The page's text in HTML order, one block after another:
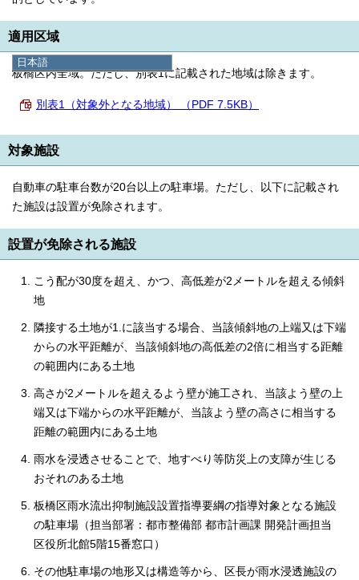
日本語
日本語
한국어
適用区域
板橋区内全域。ただし、別表1に記載された地域は除きます。
別表1（対象外となる地域） （PDF 7.5KB）
対象施設
自動車の駐車台数が20台以上の駐車場。ただし、以下に記載され
た施設は設置が免除されます。
設置が免除される施設
こう配が30度を超え、かつ、高低差が2メートルを超える傾斜
地
隣接する土地が1.に該当する場合、当該傾斜地の上端又は下端
からの水平距離が、当該傾斜地の高低差の2倍に相当する距離
の範囲内にある土地
高さが2メートルを超えるよう壁が施工され、当該よう壁の上
端又は下端からの水平距離が、当該よう壁の高さに相当する
距離の範囲内にある土地
雨水を浸透させることで、地すべり等防災上の支障が生じる
おそれのある土地
板橋区雨水流出抑制施設設置指導要綱の指導対象となる施設
の駐車場（担当部署：都市整備部 都市計画課 開発計画担当
区役所北館5階15番窓口）
その他駐車場の地形又は構造等から、区長が雨水浸透施設の